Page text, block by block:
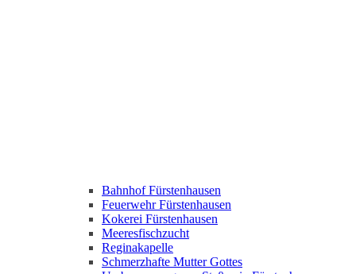
Bahnhof Fürstenhausen
Feuerwehr Fürstenhausen
Kokerei Fürstenhausen
Meeresfischzucht
Reginakapelle
Schmerzhafte Mutter Gottes